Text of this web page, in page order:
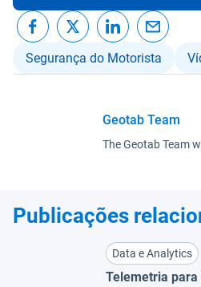
Segurança do Motorista
Geotab Team
The Geotab Team
Publicações
Data e Analytics
Telemetria